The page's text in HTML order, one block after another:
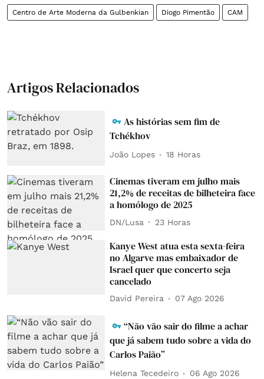
Centro de Arte Moderna da Gulbenkian Diogo Pimentão CAM
Artigos Relacionados
As histórias sem fim de
Tchékhov
João Lopes 18 Horas
Cinemas tiveram em julho mais
21,2% de receitas de bilheteira face
a homólogo de 2025
DN/Lusa 23 Horas
Kanye West atua esta sexta-feira
no Algarve mas embaixador de
Israel quer que concerto seja
cancelado
David Pereira 07 Ago 2026
“Não vão sair do filme a achar
que já sabem tudo sobre a vida do
Carlos Paião”
Helena Tecedeiro 06 Ago 2026